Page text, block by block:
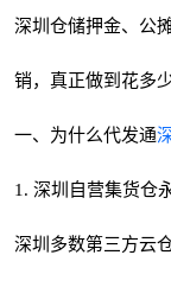
深圳仓储押金、公
销，真正做到花多
一、为什么代发通
1. 深圳自营集货仓
深圳多数第三方云